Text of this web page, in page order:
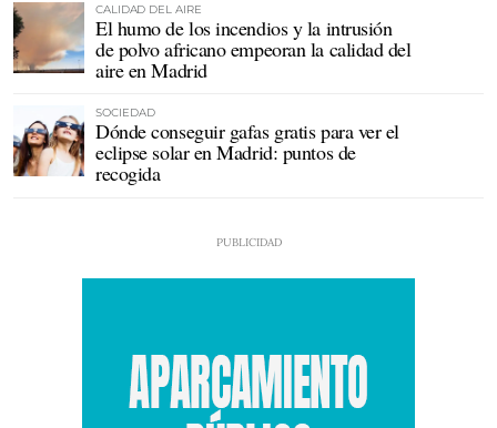
CALIDAD DEL AIRE
El humo de los incendios y la intrusión
de polvo africano empeoran la calidad del
aire en Madrid
SOCIEDAD
Dónde conseguir gafas gratis para ver el
eclipse solar en Madrid: puntos de
recogida